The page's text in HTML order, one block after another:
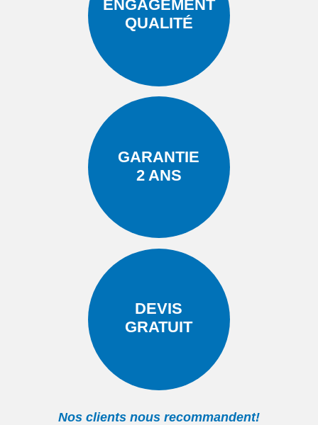
ENGAGEMENT
QUALITÉ
GARANTIE
2 ANS
DEVIS
GRATUIT
Nos clients nous recommandent!